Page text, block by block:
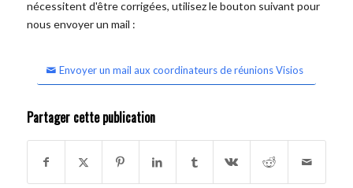
nécessitent d'être corrigées, utilisez le bouton suivant pour
nous envoyer un mail :
Envoyer un mail aux coordinateurs de réunions Visios
Partager cette publication